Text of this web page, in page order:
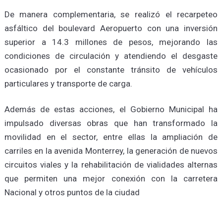
De manera complementaria, se realizó el recarpeteo
asfáltico del boulevard Aeropuerto con una inversión
superior a 14.3 millones de pesos, mejorando las
condiciones de circulación y atendiendo el desgaste
ocasionado por el constante tránsito de vehículos
particulares y transporte de carga.
Además de estas acciones, el Gobierno Municipal ha
impulsado diversas obras que han transformado la
movilidad en el sector, entre ellas la ampliación de
carriles en la avenida Monterrey, la generación de nuevos
circuitos viales y la rehabilitación de vialidades alternas
que permiten una mejor conexión con la carretera
Nacional y otros puntos de la ciudad